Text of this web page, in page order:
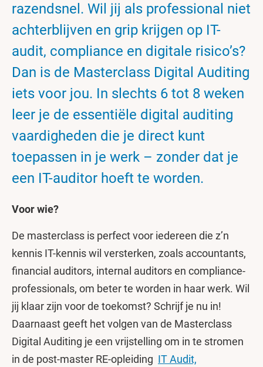
razendsnel. Wil jij als professional niet
achterblijven en grip krijgen op IT-
audit, compliance en digitale risico’s?
Dan is de Masterclass Digital Auditing
iets voor jou. In slechts 6 tot 8 weken
leer je de essentiële digital auditing
vaardigheden die je direct kunt
toepassen in je werk – zonder dat je
een IT-auditor hoeft te worden.
Voor wie?
De masterclass is perfect voor iedereen die z’n
kennis IT-kennis wil versterken, zoals accountants,
financial auditors, internal auditors en compliance-
professionals, om beter te worden in haar werk. Wil
jij klaar zijn voor de toekomst? Schrijf je nu in!
Daarnaast geeft het volgen van de Masterclass
Digital Auditing je een vrijstelling om in te stromen
in de post-master RE-opleiding IT Audit,